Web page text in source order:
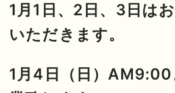
1月1日、2日、3日は
いただきます。
1月4日（日）AM9:00